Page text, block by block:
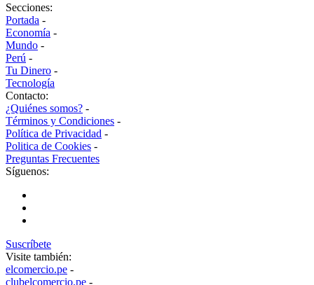
Secciones:
Portada -
Economía -
Mundo -
Perú -
Tu Dinero -
Tecnología
Contacto:
¿Quiénes somos? -
Términos y Condiciones -
Política de Privacidad -
Politica de Cookies -
Preguntas Frecuentes
Síguenos:
Suscríbete
Visite también:
elcomercio.pe -
clubelcomercio.pe -